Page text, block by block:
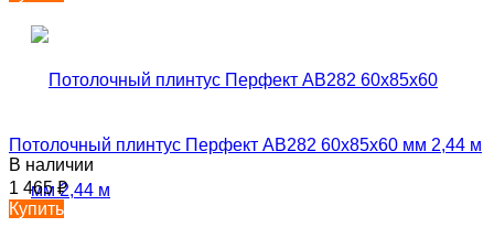
Потолочный плинтус Перфект AB282 60х85х60 мм 2,44 м
В наличии
1 465₽
Купить